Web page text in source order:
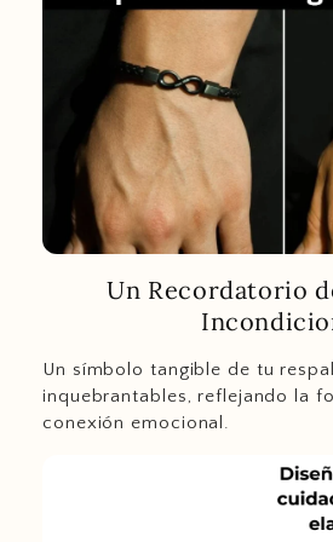
Un Recordatorio
Un símbolo tangible de tu
inquebrantables, reflejando la
conexión emocional.